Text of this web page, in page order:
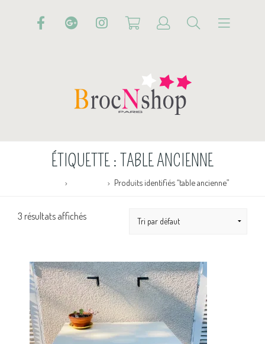
ÉTIQUETTE : TABLE ANCIENNE
Produits identifiés “table ancienne”
3 résultats affichés